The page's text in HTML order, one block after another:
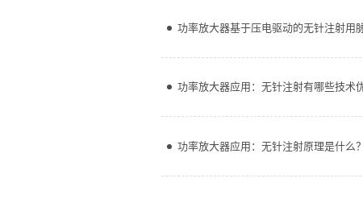
功率放大器基于压电驱动的无针注射用
功率放大器应用：无针注射有哪些技术
功率放大器应用：无针注射原理是什么？